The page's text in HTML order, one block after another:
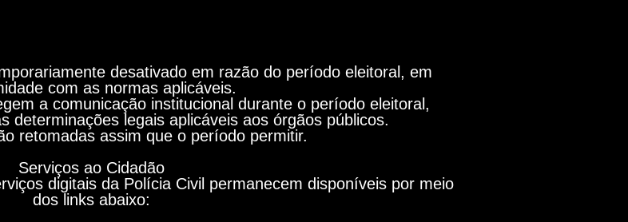
desativado em razão do período eleitoral, em
com as normas aplicáveis.
a comunicação institucional durante o período eleitoral,
determinações legais aplicáveis aos órgãos públicos.
retomadas assim que o período permitir.
Serviços ao Cidadão
digitais da Polícia Civil permanecem disponíveis por meio
dos links abaixo: